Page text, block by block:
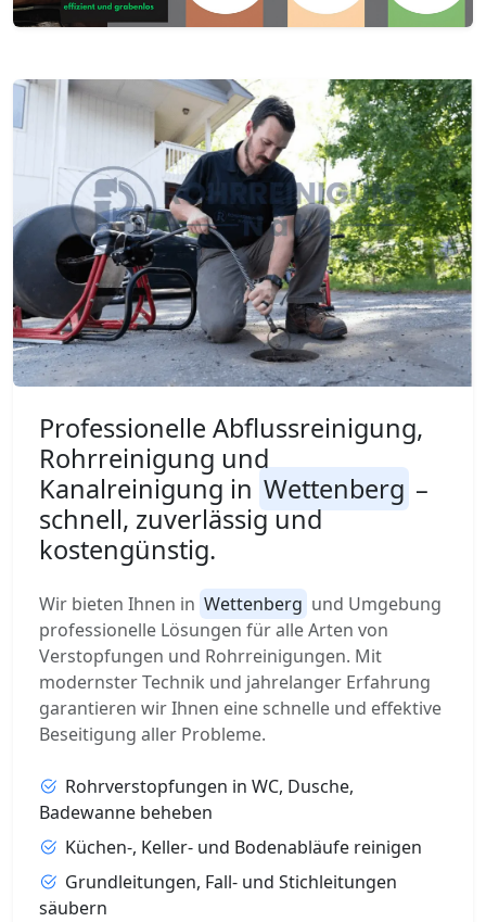
Professionelle Abflussreinigung,
Rohrreinigung und
Kanalreinigung in Wettenberg –
schnell, zuverlässig und
kostengünstig.
Wir bieten Ihnen in Wettenberg und Umgebung
professionelle Lösungen für alle Arten von
Verstopfungen und Rohrreinigungen. Mit
modernster Technik und jahrelanger Erfahrung
garantieren wir Ihnen eine schnelle und effektive
Beseitigung aller Probleme.
Rohrverstopfungen in WC, Dusche,
Badewanne beheben
Küchen-, Keller- und Bodenabläufe reinigen
Grundleitungen, Fall- und Stichleitungen
säubern